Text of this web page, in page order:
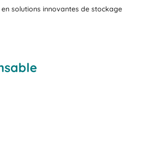
solutions innovantes de stockage